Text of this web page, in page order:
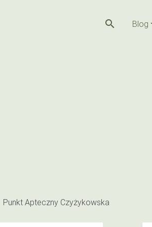
search Blog
Punkt Apteczny Czyżykowska